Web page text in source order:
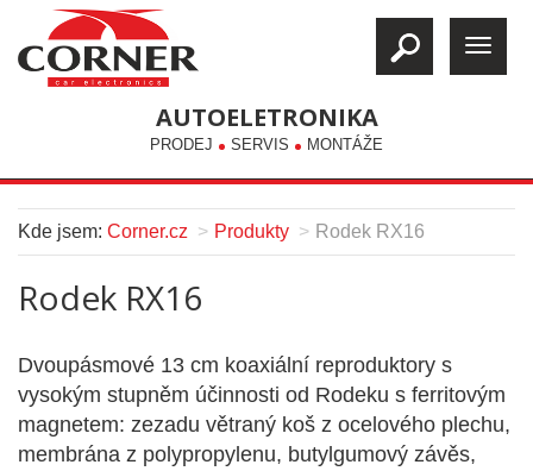
AUTOELETRONIKA
PRODEJ SERVIS MONTÁŽE
Kde jsem: Corner.cz Produkty Rodek RX16
Rodek RX16
Dvoupásmové 13 cm koaxiální reproduktory s
vysokým stupněm účinnosti od Rodeku s ferritovým
magnetem: zezadu větraný koš z ocelového plechu,
membrána z polypropylenu, butylgumový závěs,